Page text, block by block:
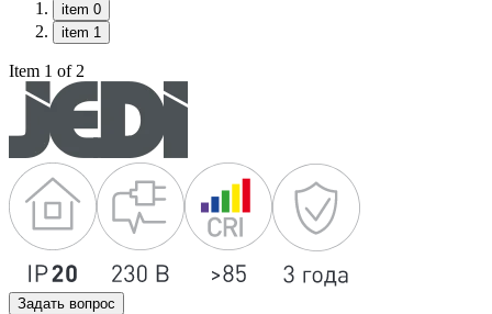
item 0
item 1
Item 1 of 2
Задать вопрос